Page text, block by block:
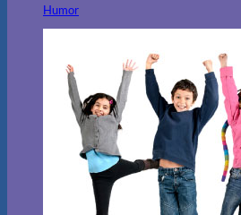
Humor